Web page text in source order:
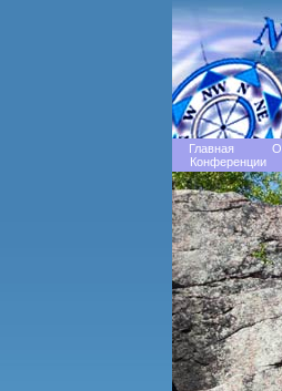
Главная О
Конференции